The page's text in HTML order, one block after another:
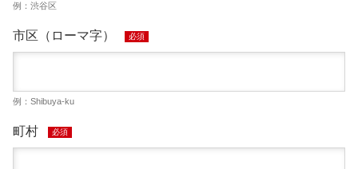
例：渋谷区
市区（ローマ字） 必須
例：Shibuya-ku
町村 必須